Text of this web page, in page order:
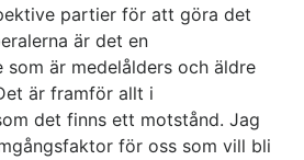
partier för att göra det
är det en
som är medelålders och äldre
är framför allt i
det finns ett motstånd. Jag
för oss som vill bli